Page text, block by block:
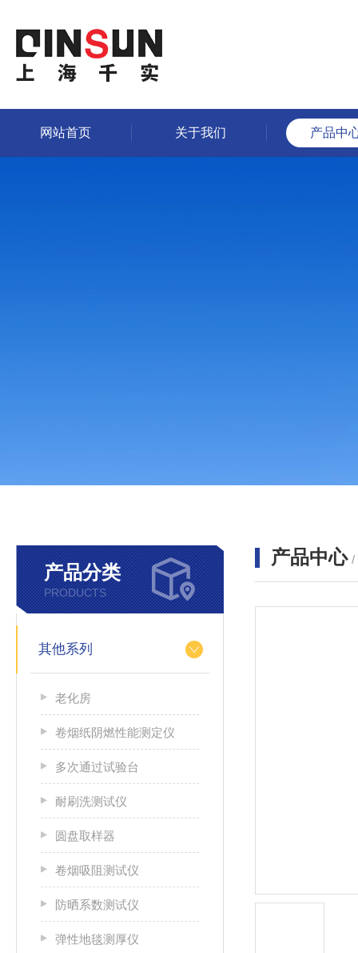
网站首页 关于我们 产品中
产品分类
PRODUCTS
其他系列
老化房
卷烟纸阴燃性能测定仪
多次通过试验台
耐刷洗测试仪
圆盘取样器
卷烟吸阻测试仪
防晒系数测试仪
弹性地毯测厚仪
产品中心 /